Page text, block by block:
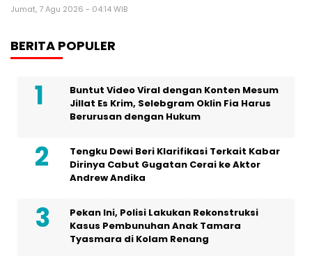
Jumat, 7 Agu 2026 - 04:14 WIB
BERITA POPULER
Buntut Video Viral dengan Konten Mesum
Jillat Es Krim, Selebgram Oklin Fia Harus
Berurusan dengan Hukum
Tengku Dewi Beri Klarifikasi Terkait Kabar
Dirinya Cabut Gugatan Cerai ke Aktor
Andrew Andika
Pekan Ini, Polisi Lakukan Rekonstruksi
Kasus Pembunuhan Anak Tamara
Tyasmara di Kolam Renang